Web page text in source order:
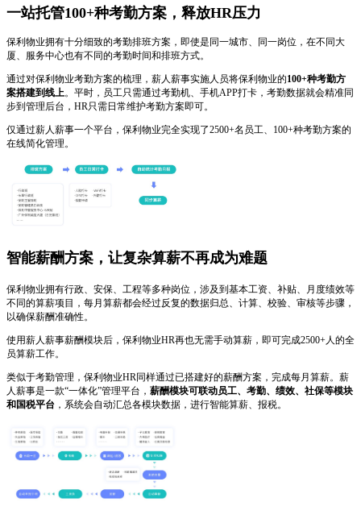
一站托管100+种考勤方案，释放HR压力
保利物业拥有十分细致的考勤排班方案，即使是同一城市、同一岗位，在不同大
厦、服务中心也有不同的考勤时间和排班方式。
通过对保利物业考勤方案的梳理，薪人薪事实施人员将保利物业的100+种考勤方
案搭建到线上。平时，员工只需通过考勤机、手机APP打卡，考勤数据就会精准同
步到管理后台，HR只需日常维护考勤方案即可。
仅通过薪人薪事一个平台，保利物业完全实现了2500+名员工、100+种考勤方案的
在线简化管理。
智能薪酬方案，让复杂算薪不再成为难题
保利物业拥有行政、安保、工程等多种岗位，涉及到基本工资、补贴、月度绩效等
不同的算薪项目，每月算薪都会经过反复的数据归总、计算、校验、审核等步骤，
以确保薪酬准确性。
使用薪人薪事薪酬模块后，保利物业HR再也无需手动算薪，即可完成2500+人的全
员算薪工作。
类似于考勤管理，保利物业HR同样通过已搭建好的薪酬方案，完成每月算薪。薪
人薪事是一款“一体化”管理平台， 薪酬模块可联动员工、考勤、绩效、社保等模块
和国税平台 ，系统会自动汇总各模块数据，进行智能算薪、报税。